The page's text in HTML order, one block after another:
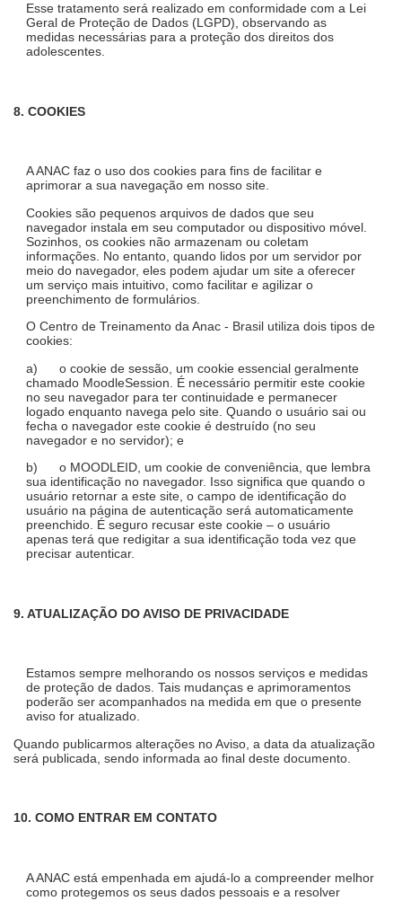
Esse tratamento será realizado em conformidade com a Lei
Geral de Proteção de Dados (LGPD), observando as
medidas necessárias para a proteção dos direitos dos
adolescentes.
8. COOKIES
A ANAC faz o uso dos cookies para fins de facilitar e
aprimorar a sua navegação em nosso site.
Cookies são pequenos arquivos de dados que seu
navegador instala em seu computador ou dispositivo móvel.
Sozinhos, os cookies não armazenam ou coletam
informações. No entanto, quando lidos por um servidor por
meio do navegador, eles podem ajudar um site a oferecer
um serviço mais intuitivo, como facilitar e agilizar o
preenchimento de formulários.
O Centro de Treinamento da Anac - Brasil utiliza dois tipos de
cookies:
a) o cookie de sessão, um cookie essencial geralmente
chamado MoodleSession. É necessário permitir este cookie
no seu navegador para ter continuidade e permanecer
logado enquanto navega pelo site. Quando o usuário sai ou
fecha o navegador este cookie é destruído (no seu
navegador e no servidor); e
b) o MOODLEID, um cookie de conveniência, que lembra
sua identificação no navegador. Isso significa que quando o
usuário retornar a este site, o campo de identificação do
usuário na página de autenticação será automaticamente
preenchido. É seguro recusar este cookie – o usuário
apenas terá que redigitar a sua identificação toda vez que
precisar autenticar.
9. ATUALIZAÇÃO DO AVISO DE PRIVACIDADE
Estamos sempre melhorando os nossos serviços e medidas
de proteção de dados. Tais mudanças e aprimoramentos
poderão ser acompanhados na medida em que o presente
aviso for atualizado.
Quando publicarmos alterações no Aviso, a data da atualização
será publicada, sendo informada ao final deste documento.
10. COMO ENTRAR EM CONTATO
A ANAC está empenhada em ajudá-lo a compreender melhor
como protegemos os seus dados pessoais e a resolver